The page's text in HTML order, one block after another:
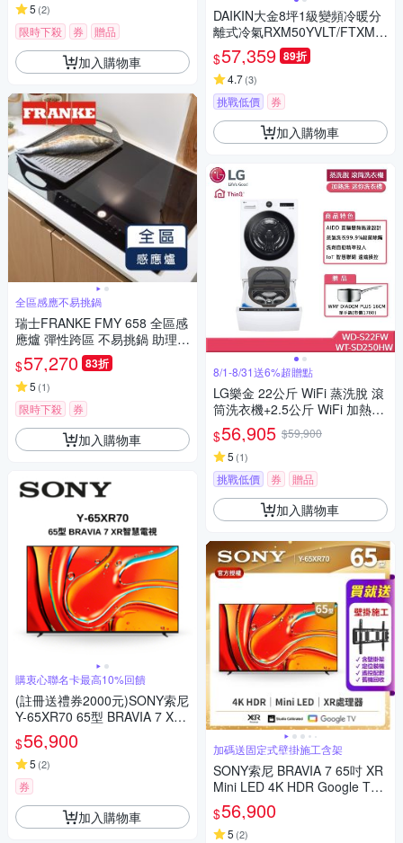
5 (2)
限時下殺 券 贈品
加入購物車
全區感應不易挑鍋
瑞士FRANKE FMY 658 全區感
應爐 彈性跨區 不易挑鍋 助理功
能 安全鎖 65公分IH爐 18段火
力 各區獨立觸控操作
$57,270 83折
5 (1)
限時下殺 券
加入購物車
購衷心聯名卡最高10%回饋
(註冊送禮券2000元)SONY索尼
Y-65XR70 65型 BRAVIA 7 XR
智慧顯示器
$56,900
5 (2)
券
加入購物車
DAIKIN大金8坪1級變頻冷暖分
離式冷氣RXM50YVLT/FTXM5
0YVLT 橫綱Y系列
$57,359 89折
4.7(3)
挑戰低價 券
加入購物車
8/1-8/31送6%超贈點
LG樂金 22公斤 WiFi 蒸洗脫 滾
筒洗衣機+2.5公斤 WiFi 加熱洗
迷你洗衣機 贈基本安裝 WD-S2
2FW+WT-SD250HW (獨家送
好禮)
$56,905 $59,900
5 (1)
挑戰低價 券 贈品
加入購物車
加碼送固定式壁掛施工含架
SONY索尼 BRAVIA 7 65吋 XR
Mini LED 4K HDR Google TV
顯示器 Y-65XR70
$56,900
5 (2)